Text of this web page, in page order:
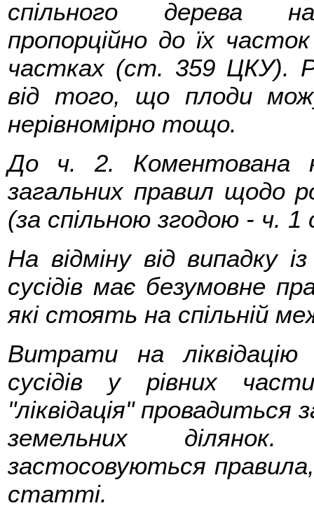
спільного дерева
пропорційно до їх
частках (ст. 359 ЦКУ).
від того, що плоди
нерівномірно тощо.
До ч. 2. Коментована
загальних правил щодо
(за спільною згодою - ч.
На відміну від випадку
сусідів має безумовне
які стоять на спільній
Витрати на
сусідів у рівних
"ліквідація" провадиться
земельних
застосовуються
статті.